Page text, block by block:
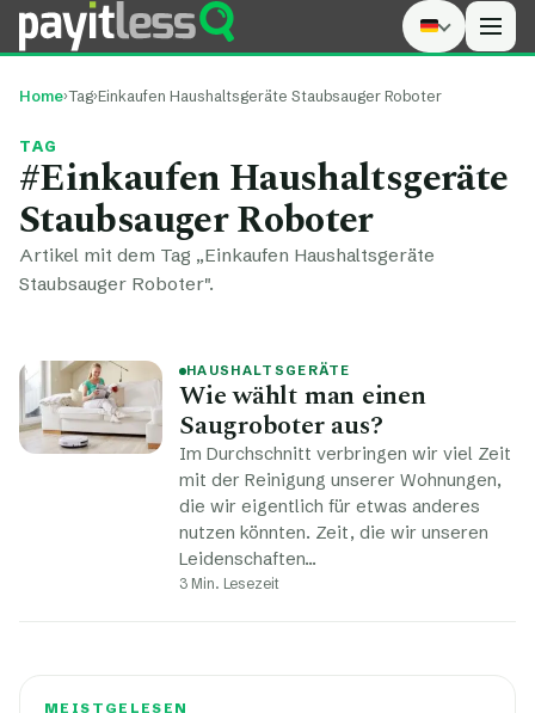
Home›Tag›Einkaufen Haushaltsgeräte Staubsauger Roboter
TAG
#Einkaufen Haushaltsgeräte
Staubsauger Roboter
Artikel mit dem Tag „Einkaufen Haushaltsgeräte
Staubsauger Roboter".
HAUSHALTSGERÄTE
Wie wählt man einen
Saugroboter aus?
Im Durchschnitt verbringen wir viel Zeit
mit der Reinigung unserer Wohnungen,
die wir eigentlich für etwas anderes
nutzen könnten. Zeit, die wir unseren
Leidenschaften…
3 Min. Lesezeit
MEISTGELESEN